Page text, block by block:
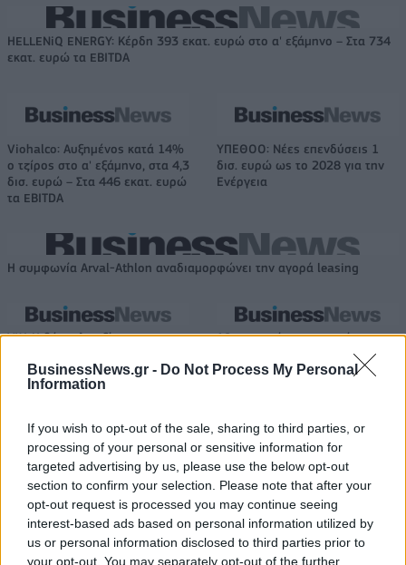
BusinessNews.gr - Do Not Process My Personal
Information
If you wish to opt-out of the sale, sharing to third parties, or
processing of your personal or sensitive information for
targeted advertising by us, please use the below opt-out
section to confirm your selection. Please note that after your
opt-out request is processed you may continue seeing
interest-based ads based on personal information utilized by
us or personal information disclosed to third parties prior to
your opt-out. You may separately opt-out of the further
HELLENiQ ENERGY: Κέρδη 393 εκατ. ευρώ στο α' εξάμηνο – Στα 734
εκατ. ευρώ τα EBITDA
Viohalco: Αυξημένος κατά 14%
ο τζίρος στο α' εξάμηνο, στα 4,3
δισ. ευρώ – Στα 446 εκατ. ευρώ
τα EBITDA
ΥΠΕΘΟΟ: Νέες επενδύσεις 1
δισ. ευρώ ως το 2028 για την
Ενέργεια
Η συμφωνία Arval-Athlon αναδιαμορφώνει την αγορά leasing
VW: Η δύσκολη εξίσωση της
18η συνεχόμενη χρονιά για τον
ΟΤΕ στη διεθνή σειρά δεικτών
FTSE4Good
Alpha Bank: Για πρώτη φορά το Αρχαίο Θέατρο Επιδαύρου άνοιξε τις
πύλες του σε όλους
ESG Report 2025: Πώς η ΑΒ Βασιλόπουλος μετατρέπει τη
βιωσιμότητα σε καθημερινή πράξη